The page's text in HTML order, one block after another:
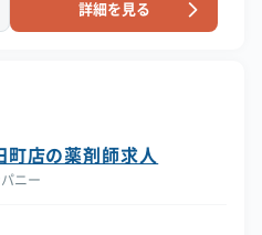
詳細を見る
町店の薬剤師求人
ニー